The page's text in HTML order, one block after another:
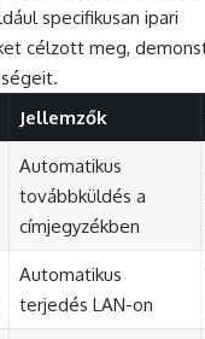
specifikusan ipari
célzott meg,
Jellemzők
Automatikus
továbbküldés a
címjegyzékben
Automatikus
terjedés LAN-on